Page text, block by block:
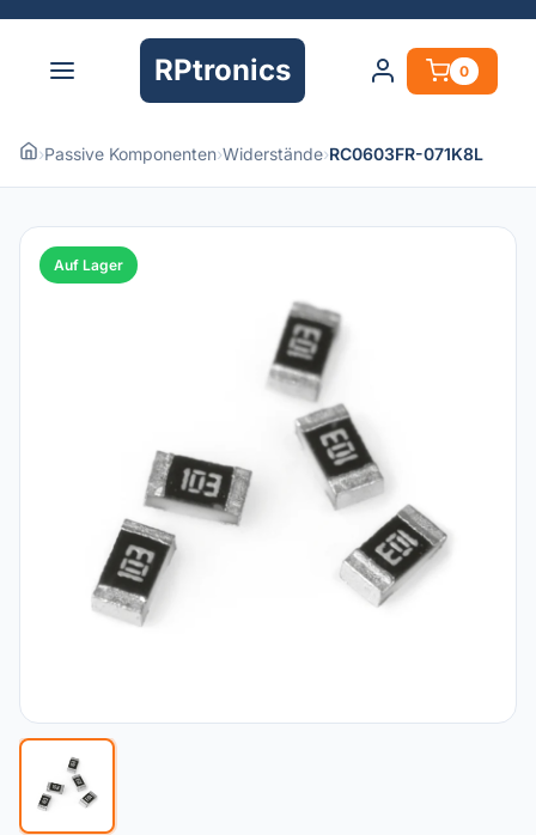
RPtronics 0
›Passive Komponenten›Widerstände›RC0603FR-071K8L
Auf Lager